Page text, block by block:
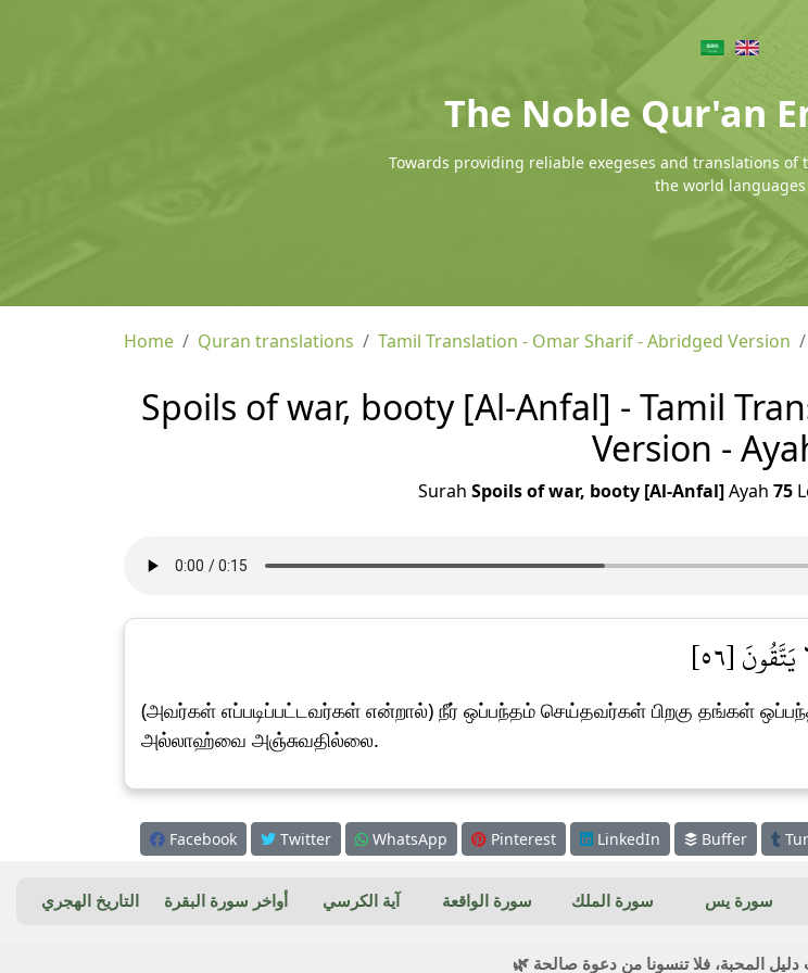
The Noble Qur'an
Towards providing reliable exegeses and translations
the world languages
Home Quran translations Tamil Translation - Omar Sharif - Abridged Version
Spoils of war, booty [Al-Anfal] - Tamil
Version -
Surah Spoils of war, booty [Al-Anfal]Ayah 75
[٥٦]
(அவர்கள் எப்படிப்பட்டவர்கள் என்றால்) நீர் ஒப்பந்தம் செய்தவர்கள் பிறகு தங்கள்
அல்லாஹ்வை அஞ்சுவதில்லை.
Facebook Twitter WhatsApp Pinterest LinkedIn Buffer
سورة يس سورة الملك سورة الواقعة آية الكرسي أواخر سورة البقرة التاريخ الهجري
دليل المحبة، فلا تنسونا من دعوة صالحة 🌿